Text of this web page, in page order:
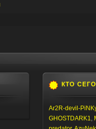
КТО
Ar2R-devil-
GHOSTDARK1,